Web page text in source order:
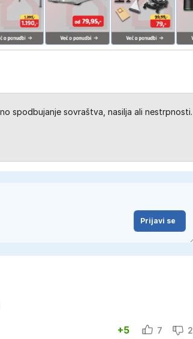
spodbujanje sovraštva, nasilja ali nestrpnosti.
Prijavi se
+5 7 2